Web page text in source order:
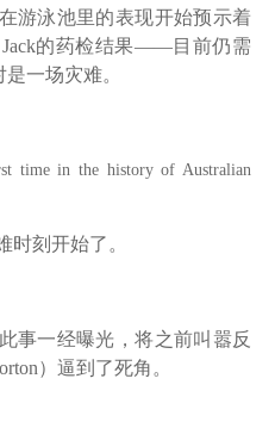
游泳池里的表现开始预示着
Jack的药检结果——目前仍需
一场灾难。
time in the history of Australian
时刻开始了。
事一经曝光，将之前叫嚣反
）逼到了死角。